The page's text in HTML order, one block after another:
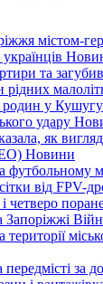
містом-
та
рідних
у
удару
як
Новини
футбольному
від FPV-
четверо
Запоріжжі
за